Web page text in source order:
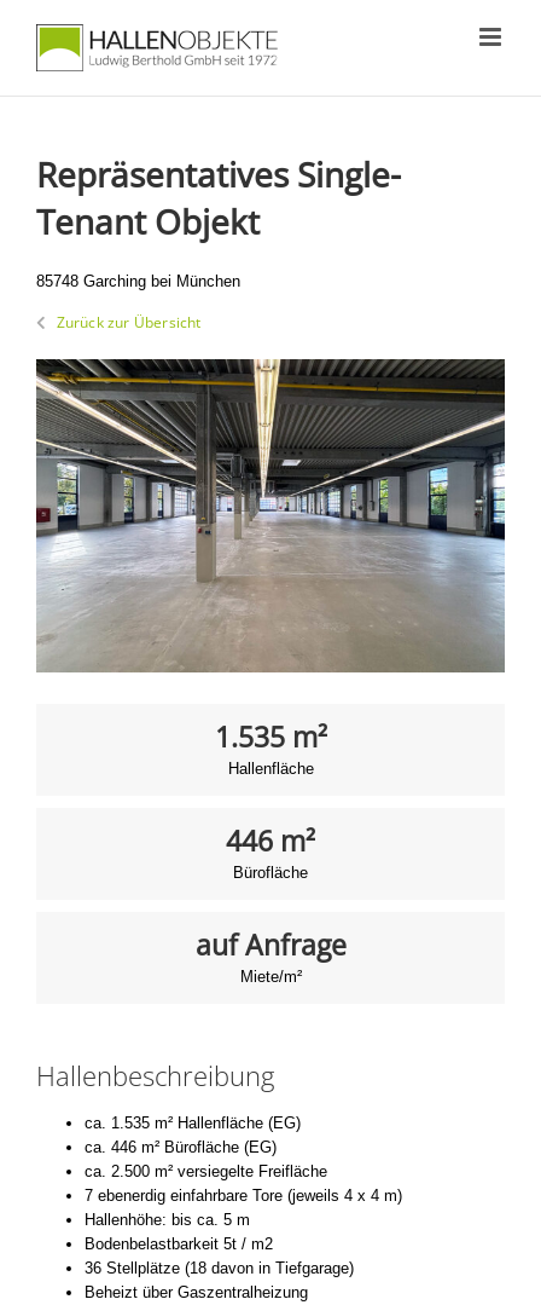
springen
Repräsentatives Single-
Tenant Objekt
85748 Garching bei München
Zurück zur Übersicht
1.535 m²
Hallenfläche
446 m²
Bürofläche
auf Anfrage
Miete/m²
Hallenbeschreibung
ca. 1.535 m² Hallenfläche (EG)
ca. 446 m² Bürofläche (EG)
ca. 2.500 m² versiegelte Freifläche
7 ebenerdig einfahrbare Tore (jeweils 4 x 4 m)
Hallenhöhe: bis ca. 5 m
Bodenbelastbarkeit 5t / m2
36 Stellplätze (18 davon in Tiefgarage)
Beheizt über Gaszentralheizung